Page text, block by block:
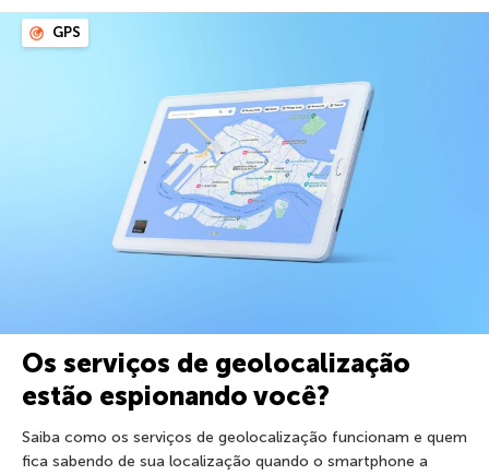
GPS
Os serviços de geolocalização
estão espionando você?
Saiba como os serviços de geolocalização funcionam e quem
fica sabendo de sua localização quando o smartphone a